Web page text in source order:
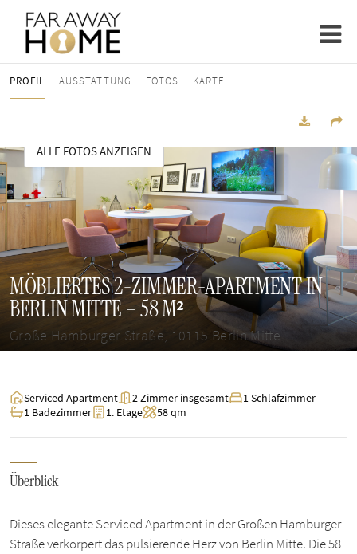
PROFIL AUSSTATTUNG FOTOS KARTE
ALLE FOTOS ANZEIGEN
MÖBLIERTES 2-ZIMMER-APARTMENT IN
BERLIN MITTE – 58 M²
Große Hamburger Straße, 10115 Berlin Mitte
Serviced Apartment 2 Zimmer insgesamt
1 Schlafzimmer
1 Badezimmer
1. Etage 58 qm
Überblick
Dieses elegante Serviced Apartment in der Großen Hamburger
Straße verkörpert das pulsierende Herz von Berlin Mitte. Die 58